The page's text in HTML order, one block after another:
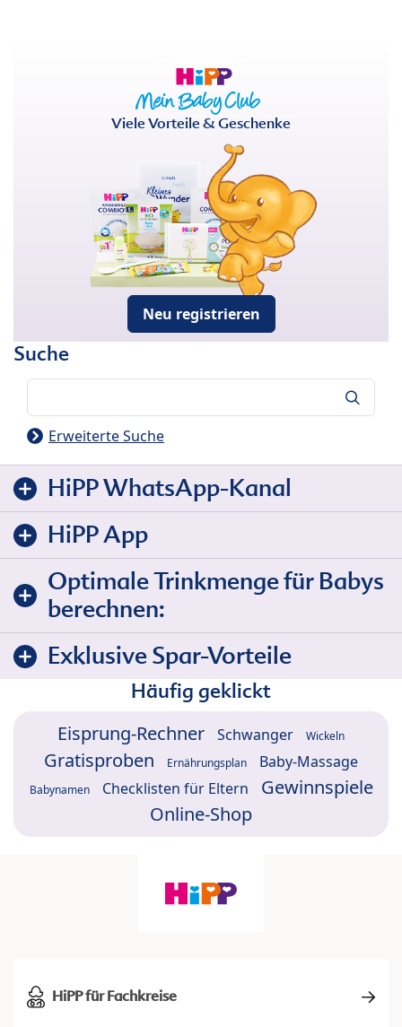
Viele Vorteile & Geschenke
Neu registrieren
Suche
Erweiterte Suche
HiPP WhatsApp-Kanal
HiPP App
Optimale Trinkmenge für Babys
berechnen:
Exklusive Spar-Vorteile
Häufig geklickt
Eisprung-Rechner Schwanger Wickeln
Gratisproben Ernährungsplan Baby-Massage
Babynamen Checklisten für Eltern
Gewinnspiele
Online-Shop
HiPP für Fachkreise